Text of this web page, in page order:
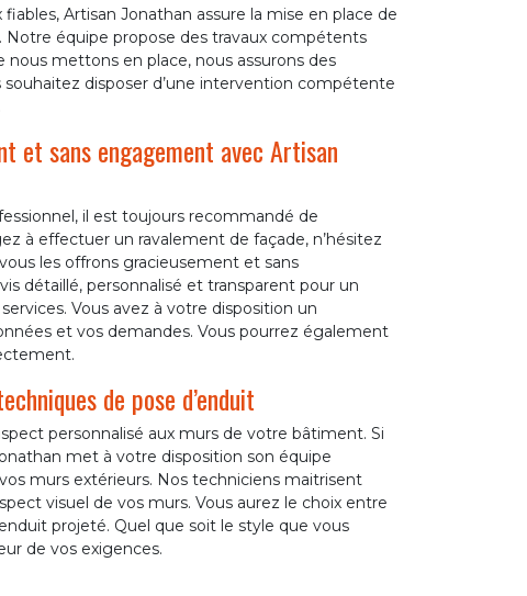
Artisan Jonathan assure la mise en place de
Notre équipe propose des travaux compétents
mettons en place, nous assurons des
disposer d’une intervention compétente
et sans engagement avec Artisan
il est toujours recommandé de
à effectuer un ravalement de façade, n’hésitez
les offrons gracieusement et sans
détaillé, personnalisé et transparent pour un
Vous avez à votre disposition un
et vos demandes. Vous pourrez également
de pose d’enduit
personnalisé aux murs de votre bâtiment. Si
met à votre disposition son équipe
murs extérieurs. Nos techniciens maitrisent
visuel de vos murs. Vous aurez le choix entre
projeté. Quel que soit le style que vous
de vos exigences.